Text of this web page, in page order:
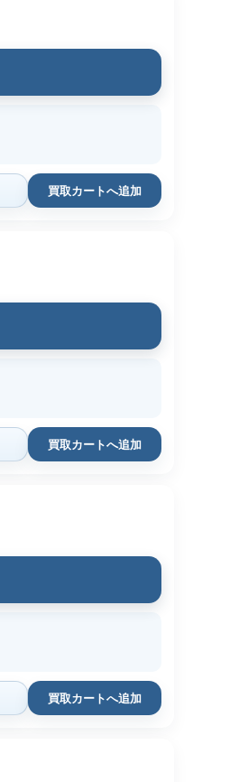
買取カートへ追加
買取カートへ追加
買取カートへ追加